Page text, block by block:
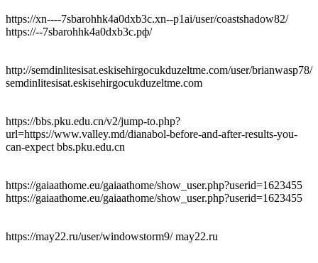
https://xn----7sbarohhk4a0dxb3c.xn--p1ai/user/coastshadow82/
https://--7sbarohhk4a0dxb3c.рф/
http://semdinlitesisat.eskisehirgocukduzeltme.com/user/brianwasp78/
semdinlitesisat.eskisehirgocukduzeltme.com
https://bbs.pku.edu.cn/v2/jump-to.php?
url=https://www.valley.md/dianabol-before-and-after-results-you-
can-expect bbs.pku.edu.cn
https://gaiaathome.eu/gaiaathome/show_user.php?userid=1623455
https://gaiaathome.eu/gaiaathome/show_user.php?userid=1623455
https://may22.ru/user/windowstorm9/ may22.ru